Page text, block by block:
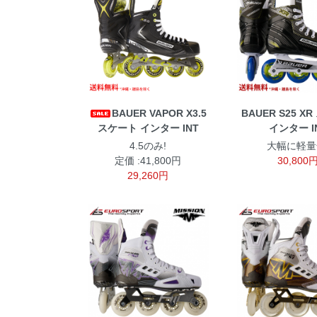
BAUER VAPOR X3.5
スケート インター INT
4.5のみ!
定価 :41,800円
29,260円
BAUER S25 XR
インター
大幅に軽
30,800